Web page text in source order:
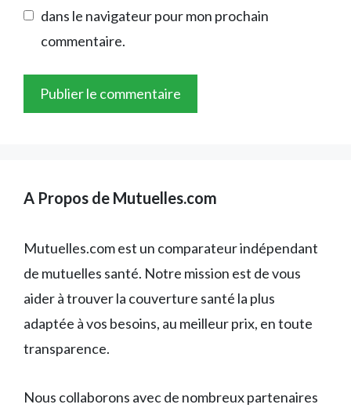
dans le navigateur pour mon prochain
commentaire.
A Propos de Mutuelles.com
Mutuelles.com est un comparateur indépendant
de mutuelles santé. Notre mission est de vous
aider à trouver la couverture santé la plus
adaptée à vos besoins, au meilleur prix, en toute
transparence.
Nous collaborons avec de nombreux partenaires